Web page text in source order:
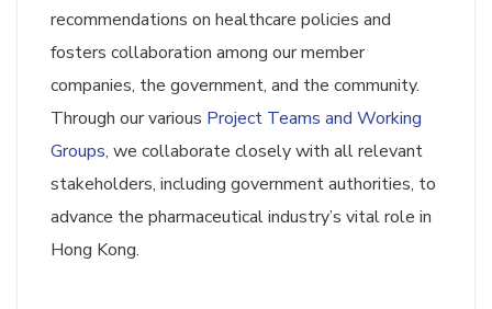
recommendations on healthcare policies and
fosters collaboration among our member
companies, the government, and the community.
Through our various Project Teams and Working
Groups, we collaborate closely with all relevant
stakeholders, including government authorities, to
advance the pharmaceutical industry’s vital role in
Hong Kong.